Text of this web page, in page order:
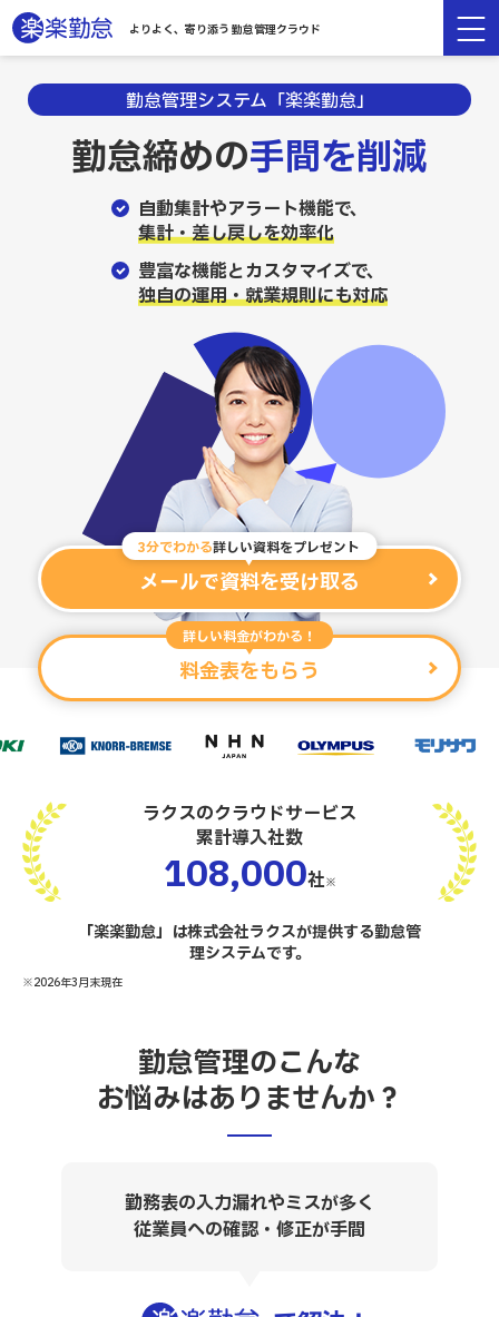
よりよく、寄り添う 勤怠管理クラウド
勤怠管理システム「楽楽勤怠」
勤怠締めの手間を削減
自動集計やアラート機能で、
集計・差し戻しを効率化
豊富な機能とカスタマイズで、
独自の運用・就業規則にも対応
3分でわかる詳しい資料をプレゼント
メールで資料を受け取る
詳しい料金がわかる！
料金表をもらう
ラクスのクラウドサービス
累計導入社数
108,000社※
「楽楽勤怠」は株式会社ラクスが提供する勤怠管
理システムです。
※2026年3月末現在
勤怠管理のこんな
お悩みはありませんか？
勤務表の入力漏れやミスが多く
従業員への確認・修正が手間